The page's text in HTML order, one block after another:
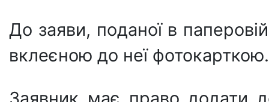
До заяви, поданої в
вклеєною до неї фотокарткою.